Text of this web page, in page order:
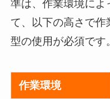
準は、作業環境によ
て、以下の高さで作
型の使用が必須です。
作業環境